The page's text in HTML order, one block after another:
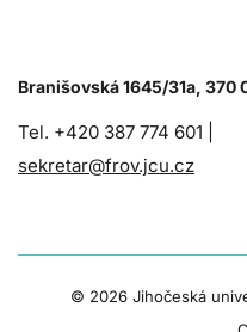
Branišovská 1645/31a, 370
Tel. +420 387 774 601 |
sekretar@frov.jcu.cz
© 2026 Jihočeská